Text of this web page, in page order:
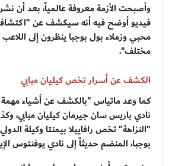
وأصبحت الأزمة معروفة عالمياً، بعد أن
فيديو أوضح فيه أنه سيكشف عن
محبي وزملاء بول بوجبا ينظرون إلى
مختلف".
الكشف عن أسرار تخص كيليان مبابي
كما وعد ماتياس "بالكشف عن أشياء
نادي باريس سان جيرمان كيليان مبابي،
"النزاهة" تخص رافاييلا بيمنتا وكيلة
بوجبا، المنضم حديثاً إلى نادي يوفنتوس